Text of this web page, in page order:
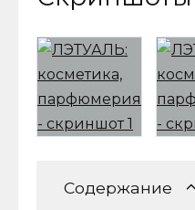
Содержание